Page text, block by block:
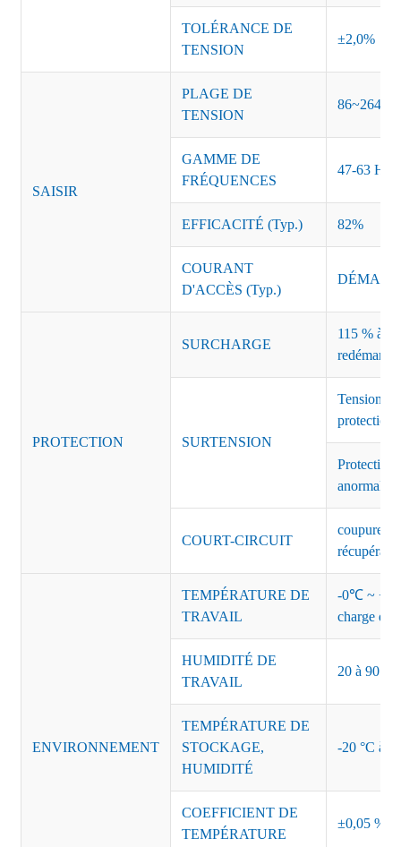
TOLÉRANCE DE
TENSION
±2,0%
SAISIR
PLAGE DE
TENSION
86~264 V
GAMME DE
FRÉQUENCES
47-63 Hz
EFFICACITÉ (Typ.) 82%
COURANT
D'ACCÈS (Typ.)
PROTECTION
SURCHARGE
115 % à
SURTENSION
Tension
protection
Protection
anormales
COURT-CIRCUIT
coupure
ENVIRONNEMENT
TEMPÉRATURE DE
TRAVAIL
-0℃ ~
charge de
HUMIDITÉ DE
TRAVAIL
20 à 90 %
TEMPÉRATURE DE
STOCKAGE,
HUMIDITÉ
-20 °C à
COEFFICIENT DE
TEMPÉRATURE
±0,05 %/